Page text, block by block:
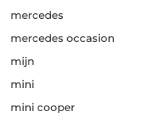
mercedes
mercedes occasion
mijn
mini
mini cooper